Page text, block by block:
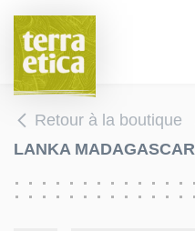
Passer au contenu principal
Retour à la boutique
LANKA MADAGASCAR